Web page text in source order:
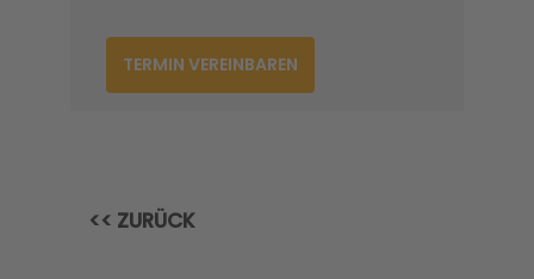
TERMIN VEREINBAREN
<< ZURÜCK